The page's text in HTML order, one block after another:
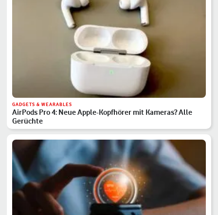
GADGETS & WEARABLES
AirPods Pro 4: Neue Apple-Kopfhörer mit Kameras? Alle
Gerüchte